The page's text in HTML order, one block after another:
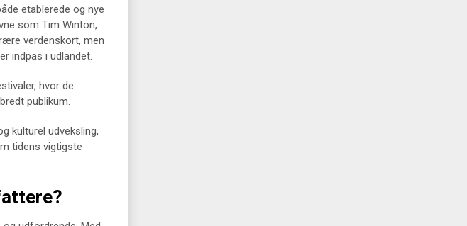
etablerede og nye
som Tim Winton,
verdenskort, men
indpas i udlandet.
hvor de
publikum.
kulturel udveksling,
tidens vigtigste